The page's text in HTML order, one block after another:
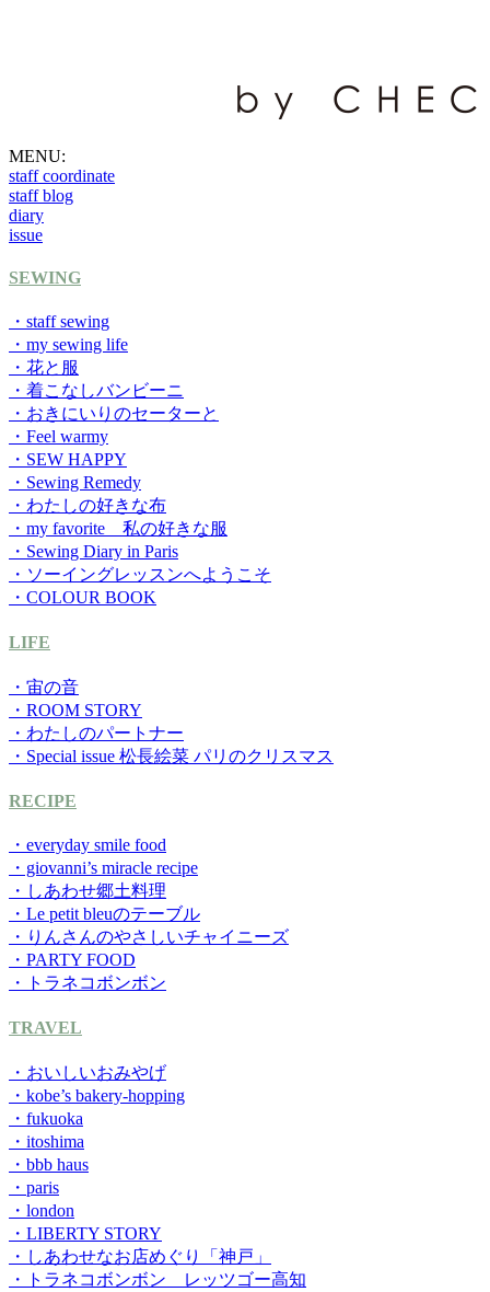
MENU:
staff coordinate
staff blog
diary
issue
SEWING
・staff sewing
・my sewing life
・花と服
・着こなしバンビーニ
・おきにいりのセーターと
・Feel warmy
・SEW HAPPY
・Sewing Remedy
・わたしの好きな布
・my favorite 私の好きな服
・Sewing Diary in Paris
・ソーイングレッスンへようこそ
・COLOUR BOOK
LIFE
・宙の音
・ROOM STORY
・わたしのパートナー
・Special issue 松長絵菜 パリのクリスマス
RECIPE
・everyday smile food
・giovanni’s miracle recipe
・しあわせ郷土料理
・Le petit bleuのテーブル
・りんさんのやさしいチャイニーズ
・PARTY FOOD
・トラネコボンボン
TRAVEL
・おいしいおみやげ
・kobe’s bakery-hopping
・fukuoka
・itoshima
・bbb haus
・paris
・london
・LIBERTY STORY
・しあわせなお店めぐり「神戸」
・トラネコボンボン レッツゴー高知